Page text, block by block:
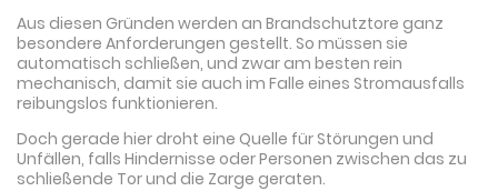
Aus diesen Gründen werden an Brandschutztore ganz
besondere Anforderungen gestellt. So müssen sie
automatisch schließen, und zwar am besten rein
mechanisch, damit sie auch im Falle eines Stromausfalls
reibungslos funktionieren.
Doch gerade hier droht eine Quelle für Störungen und
Unfällen, falls Hindernisse oder Personen zwischen das zu
schließende Tor und die Zarge geraten.